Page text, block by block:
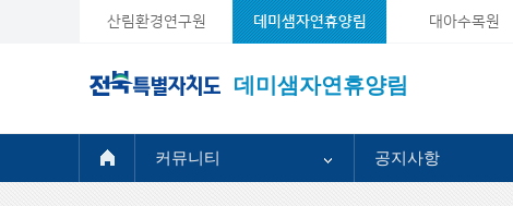
산림환경연구원 데미샘자연휴양림 대아수목원
데미샘자연휴양림
커뮤니티 공지사항